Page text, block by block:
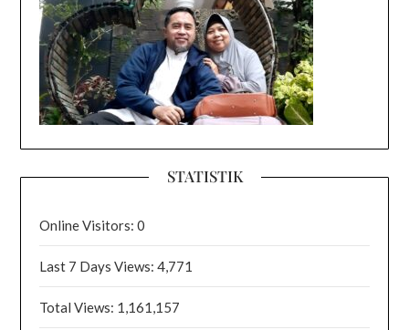
STATISTIK
Online Visitors:0
Last 7 Days Views:4,771
Total Views: 1,161,157